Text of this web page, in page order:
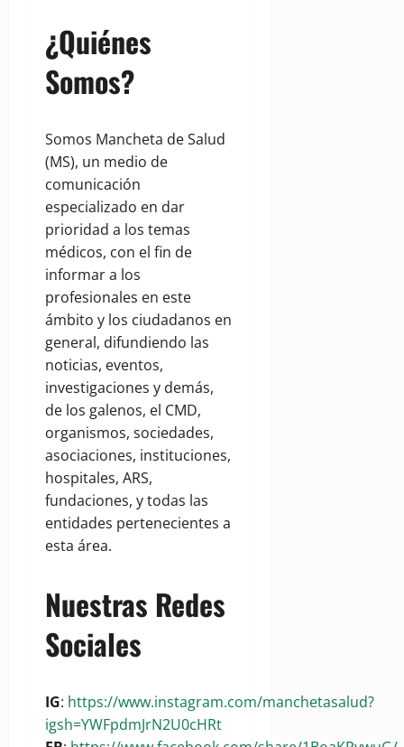
¿Quiénes
Somos?
Somos Mancheta de Salud
(MS), un medio de
comunicación
especializado en dar
prioridad a los temas
médicos, con el fin de
informar a los
profesionales en este
ámbito y los ciudadanos en
general, difundiendo las
noticias, eventos,
investigaciones y demás,
de los galenos, el CMD,
organismos, sociedades,
asociaciones, instituciones,
hospitales, ARS,
fundaciones, y todas las
entidades pertenecientes a
esta área.
Nuestras Redes
Sociales
IG: https://www.instagram.com/manchetasalud?
igsh=YWFpdmJrN2U0cHRt